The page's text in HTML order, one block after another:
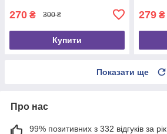
270 ₴ 300 ₴
Купити
279 ₴
Показати ще
Про нас
99% позитивних з 332 відгуків за рік